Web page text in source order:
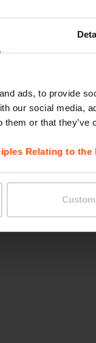
ads, to provide
our social media,
them or that
Relating to the